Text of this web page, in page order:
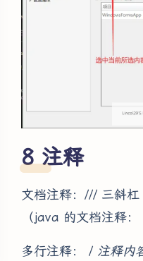
夜间模式
注释
文档注释：/// 三斜
（java 的文档注释
多行注释： / 注释内